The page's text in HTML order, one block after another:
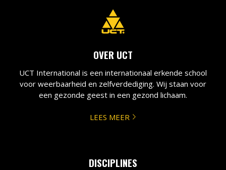
OVER UCT
UCT International is een internationaal erkende school
voor weerbaarheid en zelfverdediging. Wij staan voor
een gezonde geest in een gezond lichaam.
LEES MEER
DISCIPLINES